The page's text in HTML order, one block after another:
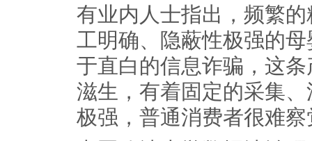
有业内人士指出，频繁
工明确、隐蔽性极强的
于直白的信息诈骗，这
滋生，有着固定的采集
极强，普通消费者很难察